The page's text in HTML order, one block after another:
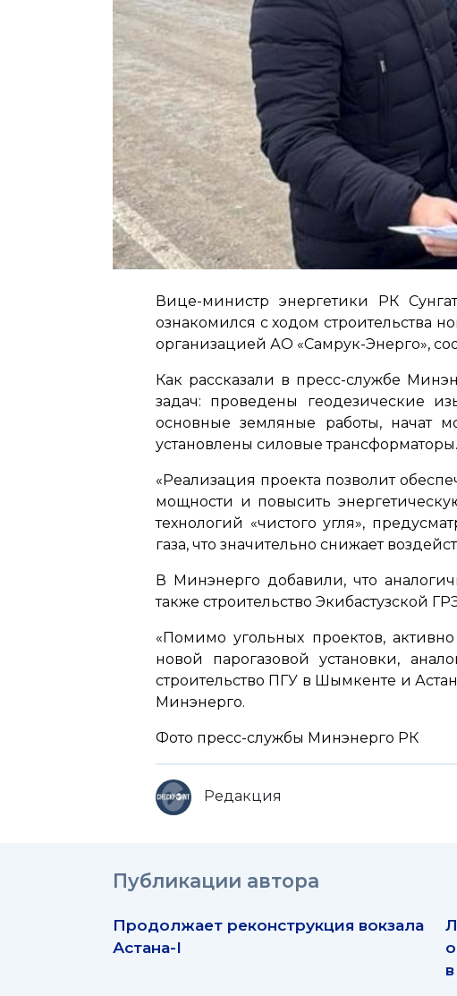
Вице-министр энергетики РК
ознакомился с ходом строительства
организацией АО «Самрук-Энерго»,
Как рассказали в пресс-службе
задач: проведены геодезические
основные земляные работы, начат
установлены силовые трансформаторы.
«Реализация проекта позволит
мощности и повысить
технологий «чистого угля»,
газа, что значительно снижает
В Минэнерго добавили, что
также строительство Экибастузской
«Помимо угольных проектов,
новой парогазовой установки,
строительство ПГУ в Шымкенте и
Минэнерго.
Фото пресс-службы Минэнерго РК
Редакция
Публикации автора
Продолжает реконструкция вокзала
Астана-I